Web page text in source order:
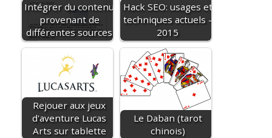
Intégrer du contenu
provenant de
différentes sources
Hack SEO: usages et
techniques actuels -
2015
Rejouer aux jeux
d'aventure Lucas
Arts sur tablette
Le Daban (tarot
chinois)